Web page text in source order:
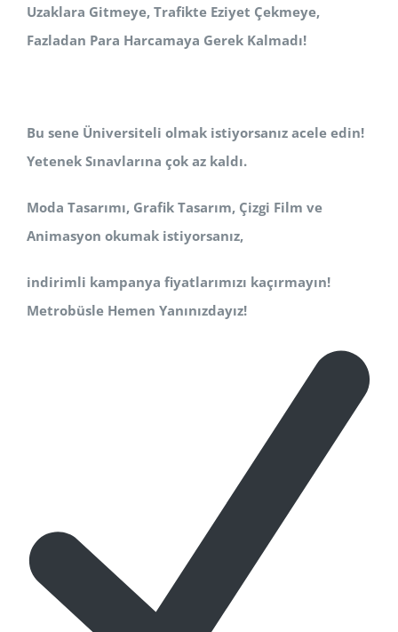
Uzaklara Gitmeye, Trafikte Eziyet Çekmeye,
Fazladan Para Harcamaya Gerek Kalmadı!
Bu sene Üniversiteli olmak istiyorsanız acele edin!
Yetenek Sınavlarına çok az kaldı.
Moda Tasarımı, Grafik Tasarım, Çizgi Film ve
Animasyon okumak istiyorsanız,
indirimli kampanya fiyatlarımızı kaçırmayın!
Metrobüsle Hemen Yanınızdayız!